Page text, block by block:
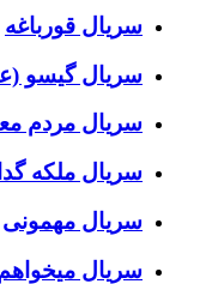
سریال قورباغه
سریال گیسو
سریال مردم
سریال ملکه
سریال مهمونی
سریال میخواهم